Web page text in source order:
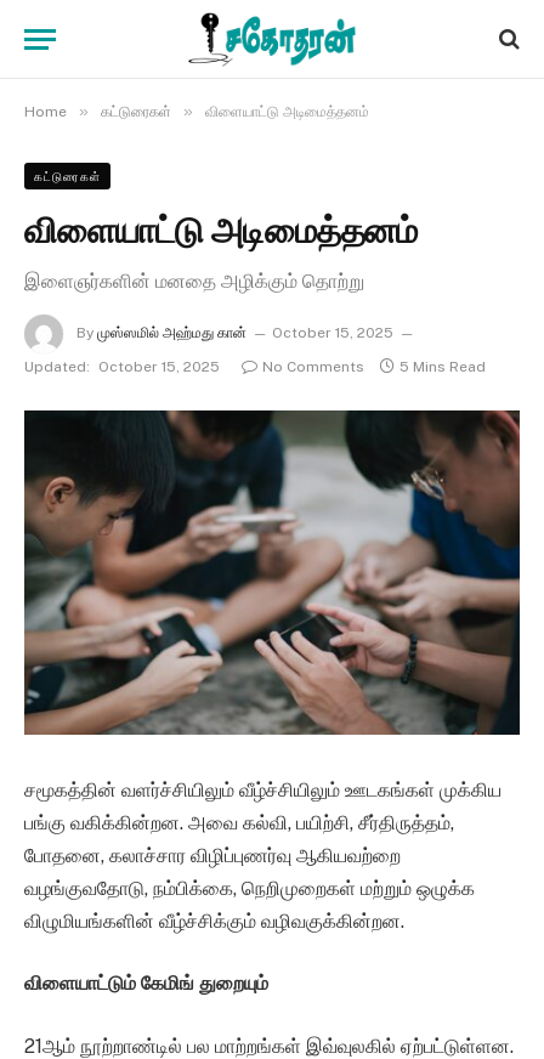
Home » கட்டுரைகள் » விளையாட்டு அடிமைத்தனம்
கட்டுரைகள்
விளையாட்டு அடிமைத்தனம்
இளைஞர்களின் மனதை அழிக்கும் தொற்று
By முஸ்ஸமில் அஹ்மது கான்
October 15, 2025
Updated:
October 15, 2025 No Comments 5 Mins Read
சமூகத்தின் வளர்ச்சியிலும் வீழ்ச்சியிலும் ஊடகங்கள் முக்கிய
பங்கு வகிக்கின்றன. அவை கல்வி, பயிற்சி, சீர்திருத்தம்,
போதனை, கலாச்சார விழிப்புணர்வு ஆகியவற்றை
வழங்குவதோடு, நம்பிக்கை, நெறிமுறைகள் மற்றும் ஒழுக்க
விழுமியங்களின் வீழ்ச்சிக்கும் வழிவகுக்கின்றன.
விளையாட்டும் கேமிங் துறையும்
21ஆம் நூற்றாண்டில் பல மாற்றங்கள் இவ்வுலகில் ஏற்பட்டுள்ளன.